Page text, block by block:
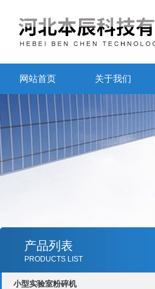
网站首页 关于我们
产品列表
PRODUCTS LIST
小型实验室粉碎机